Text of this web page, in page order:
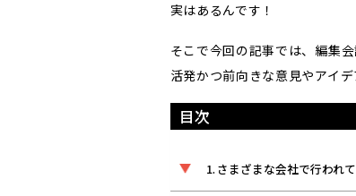
実はあるんです！
そこで今回の記事では、編集
活発かつ前向きな意見やアイ
目次
さまざまな会社で行われ